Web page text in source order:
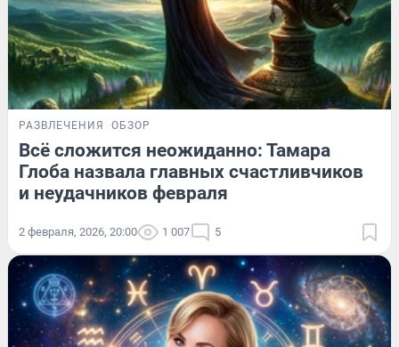
РАЗВЛЕЧЕНИЯ ОБЗОР
Всё сложится неожиданно: Тамара
Глоба назвала главных счастливчиков
и неудачников февраля
2 февраля, 2026, 20:00 1 007 5